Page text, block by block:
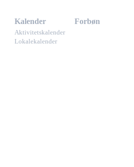
Kalender
Aktivitetskalender
Lokalekalender
Forbøn